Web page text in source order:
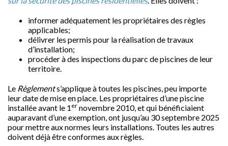
informer adéquatement les propriétaires des règles
applicables;
délivrer les permis pour la réalisation de travaux
d’installation;
procéder à des inspections du parc de piscines de leur
territoire.
Le Règlements’applique à toutes les piscines, peu importe
leur date de mise en place. Les propriétaires d’une piscine
installée avant le 1 er novembre 2010, et qui bénéficiaient
auparavant d’une exemption, ont jusqu’au 30 septembre 2025
pour mettre aux normes leurs installations. Toutes les autres
doivent déjà être conformes aux règles.